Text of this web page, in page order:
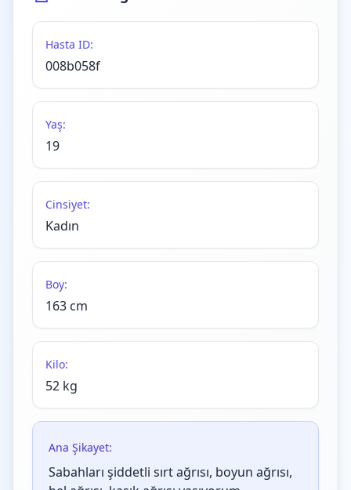
Hasta ID:
008b058f
Yaş:
19
Cinsiyet:
Kadın
Boy:
163 cm
Kilo:
52 kg
Ana Şikayet:
Sabahları şiddetli sırt ağrısı, boyun ağrısı,